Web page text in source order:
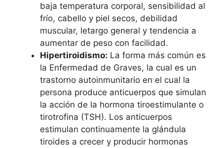
baja temperatura corporal, sensibilidad al
frío, cabello y piel secos, debilidad
muscular, letargo general y tendencia a
aumentar de peso con facilidad.
Hipertiroidismo: La forma más común es
la Enfermedad de Graves, la cual es un
trastorno autoinmunitario en el cual la
persona produce anticuerpos que simulan
la acción de la hormona tiroestimulante o
tirotrofina (TSH). Los anticuerpos
estimulan continuamente la glándula
tiroides a crecer y producir hormonas